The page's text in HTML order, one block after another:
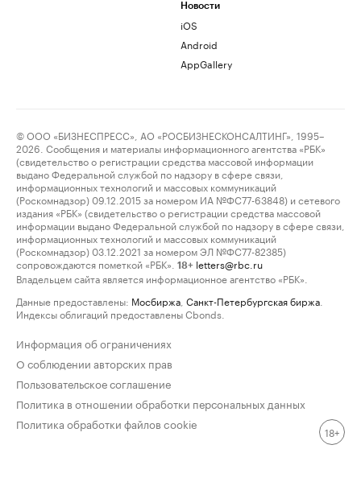
Новости
iOS
Android
AppGallery
© ООО «БИЗНЕСПРЕСС», АО «РОСБИЗНЕСКОНСАЛТИНГ», 1995–
2026. Сообщения и материалы информационного агентства «РБК»
(свидетельство о регистрации средства массовой информации
выдано Федеральной службой по надзору в сфере связи,
информационных технологий и массовых коммуникаций
(Роскомнадзор) 09.12.2015 за номером ИА №ФС77-63848) и сетевого
издания «РБК» (свидетельство о регистрации средства массовой
информации выдано Федеральной службой по надзору в сфере связи,
информационных технологий и массовых коммуникаций
(Роскомнадзор) 03.12.2021 за номером ЭЛ №ФС77-82385)
сопровождаются пометкой «РБК».
18+ letters@rbc.ru
Владельцем сайта является информационное агентство «РБК».
Данные предоставлены: Мосбиржа Санкт-Петербургская биржа
Индексы облигаций предоставлены Cbonds.
Информация об ограничениях
О соблюдении авторских прав
Пользовательское соглашение
Политика в отношении обработки персональных данных
Политика обработки файлов cookie
18+